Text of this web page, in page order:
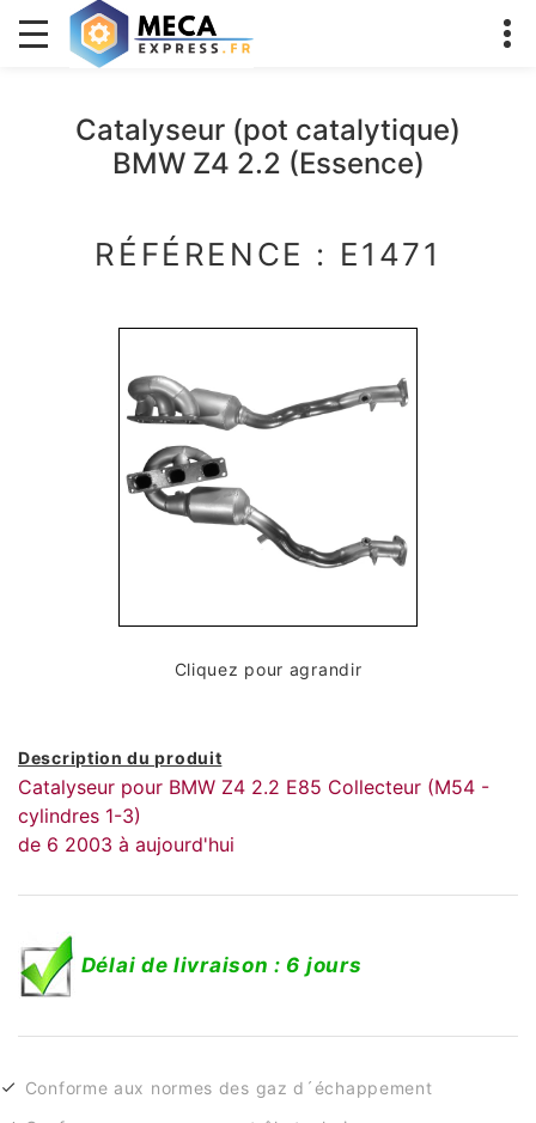
Catalyseur (pot catalytique)
BMW Z4 2.2 (Essence)
RÉFÉRENCE : E1471
Cliquez pour agrandir
Description du produit
Catalyseur pour BMW Z4 2.2 E85 Collecteur (M54 -
cylindres 1-3)
de 6 2003 à aujourd'hui
Délai de livraison : 6 jours
Conforme aux normes des gaz d´échappement